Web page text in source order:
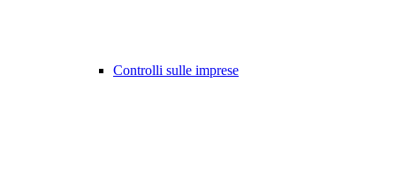
Controlli sulle imprese